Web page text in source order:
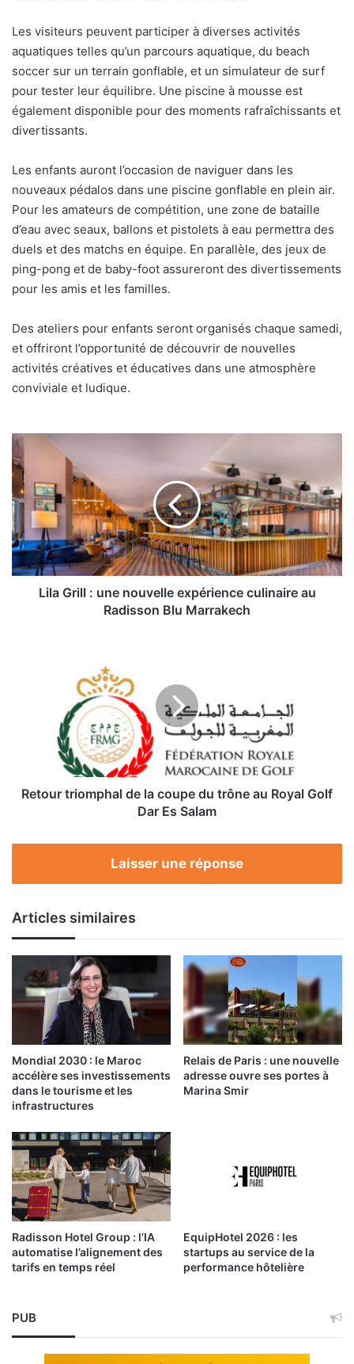
Les visiteurs peuvent participer à diverses activités
aquatiques telles qu’un parcours aquatique, du beach
soccer sur un terrain gonflable, et un simulateur de surf
pour tester leur équilibre. Une piscine à mousse est
également disponible pour des moments rafraîchissants et
divertissants.
Les enfants auront l’occasion de naviguer dans les
nouveaux pédalos dans une piscine gonflable en plein air.
Pour les amateurs de compétition, une zone de bataille
d’eau avec seaux, ballons et pistolets à eau permettra des
duels et des matchs en équipe. En parallèle, des jeux de
ping-pong et de baby-foot assureront des divertissements
pour les amis et les familles.
Des ateliers pour enfants seront organisés chaque samedi,
et offriront l’opportunité de découvrir de nouvelles
activités créatives et éducatives dans une atmosphère
conviviale et ludique.
Lila
Grill
:
une
nouvelle
expérience
culinaire
au
Radisson
Lila Grill : une nouvelle expérience culinaire au
Radisson Blu Marrakech
Golf
Salam
Retour triomphal de la coupe du trône au Royal Golf
Dar Es Salam
Laisser une réponse
Articles similaires
Mondial 2030 : le Maroc
accélère ses investissements
dans le tourisme et les
infrastructures
Relais de Paris : une nouvelle
adresse ouvre ses portes à
Marina Smir
Radisson Hotel Group : l’IA
automatise l’alignement des
tarifs en temps réel
EquipHotel 2026 : les
startups au service de la
performance hôtelière
PUB